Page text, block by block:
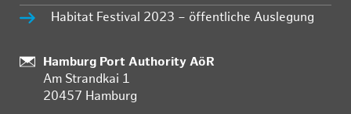
Habitat Festival 2023 – öffentliche Auslegung
:
Hamburg Port Authority AöR
Am Strandkai 1
20457 Hamburg